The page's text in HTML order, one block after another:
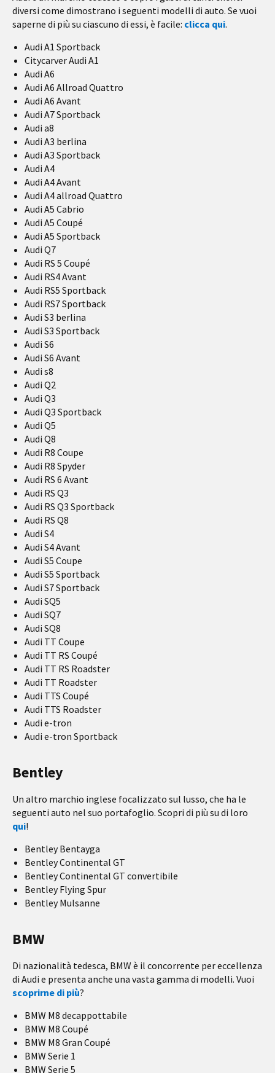
diversi come dimostrano i seguenti modelli di auto. Se vuoi
saperne di più su ciascuno di essi, è facile: clicca qui.
Audi A1 Sportback
Citycarver Audi A1
Audi A6
Audi A6 Allroad Quattro
Audi A6 Avant
Audi A7 Sportback
Audi a8
Audi A3 berlina
Audi A3 Sportback
Audi A4
Audi A4 Avant
Audi A4 allroad Quattro
Audi A5 Cabrio
Audi A5 Coupé
Audi A5 Sportback
Audi Q7
Audi RS 5 Coupé
Audi RS4 Avant
Audi RS5 Sportback
Audi RS7 Sportback
Audi S3 berlina
Audi S3 Sportback
Audi S6
Audi S6 Avant
Audi s8
Audi Q2
Audi Q3
Audi Q3 Sportback
Audi Q5
Audi Q8
Audi R8 Coupe
Audi R8 Spyder
Audi RS 6 Avant
Audi RS Q3
Audi RS Q3 Sportback
Audi RS Q8
Audi S4
Audi S4 Avant
Audi S5 Coupe
Audi S5 Sportback
Audi S7 Sportback
Audi SQ5
Audi SQ7
Audi SQ8
Audi TT Coupe
Audi TT RS Coupé
Audi TT RS Roadster
Audi TT Roadster
Audi TTS Coupé
Audi TTS Roadster
Audi e-tron
Audi e-tron Sportback
Bentley
Un altro marchio inglese focalizzato sul lusso, che ha le
seguenti auto nel suo portafoglio. Scopri di più su di loro
qui!
Bentley Bentayga
Bentley Continental GT
Bentley Continental GT convertibile
Bentley Flying Spur
Bentley Mulsanne
BMW
Di nazionalità tedesca, BMW è il concorrente per eccellenza
di Audi e presenta anche una vasta gamma di modelli. Vuoi
scoprirne di più?
BMW M8 decappottabile
BMW M8 Coupé
BMW M8 Gran Coupé
BMW Serie 1
BMW Serie 5